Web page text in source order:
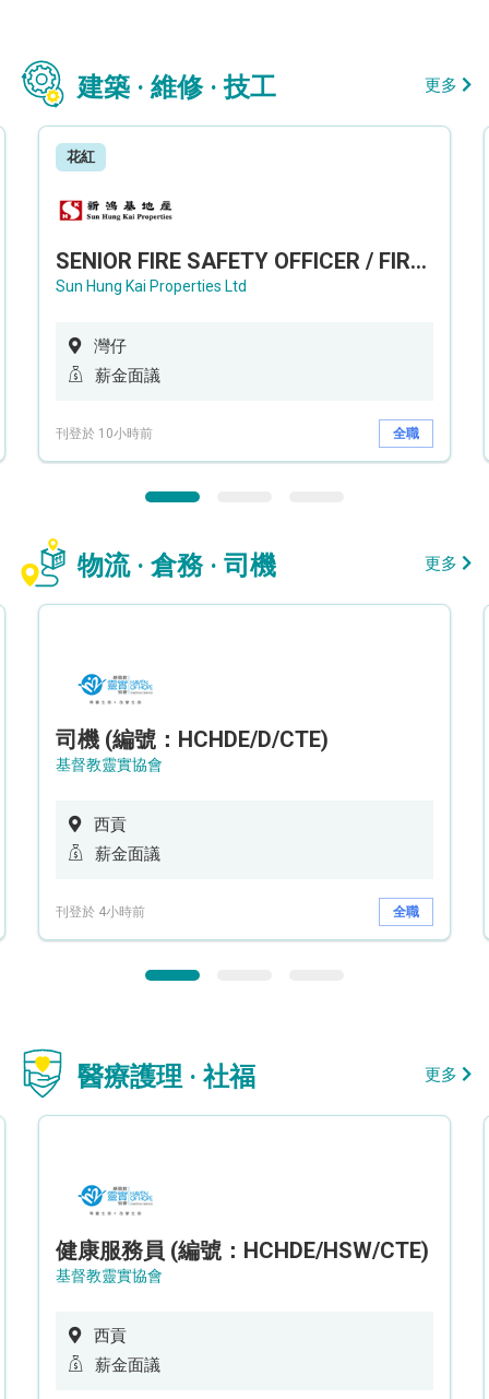
建築 · 維修 · 技工 更多
花紅
SENIOR FIRE SAFETY OFFICER / FIRE SAFETY OFFICER
Sun Hung Kai Properties Ltd
灣仔
薪金面議
刊登於 10小時前 全職
物流 · 倉務 · 司機 更多
司機 (編號：HCHDE/D/CTE)
基督教靈實協會
西貢
薪金面議
刊登於 4小時前 全職
醫療護理 · 社福 更多
健康服務員 (編號：HCHDE/HSW/CTE)
基督教靈實協會
西貢
薪金面議